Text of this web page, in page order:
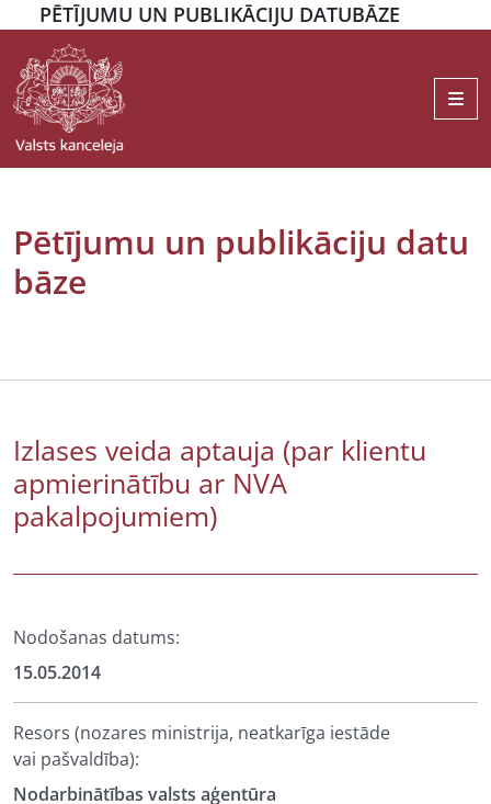
PĒTĪJUMU UN PUBLIKĀCIJU DATUBĀZE
Pētījumu un publikāciju datu
bāze
Izlases veida aptauja (par klientu
apmierinātību ar NVA
pakalpojumiem)
Nodošanas datums:
15.05.2014
Resors (nozares ministrija, neatkarīga iestāde
vai pašvaldība):
Nodarbinātības valsts aģentūra